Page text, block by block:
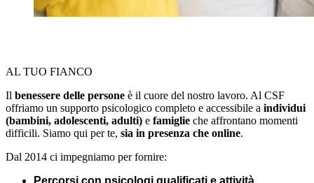
AL TUO FIANCO
Il benessere delle persone è il cuore del nostro lavoro. Al CSF
offriamo un supporto psicologico completo e accessibile a individui
(bambini, adolescenti, adulti) e famiglie che affrontano momenti
difficili. Siamo qui per te, sia in presenza che online.
Dal 2014 ci impegniamo per fornire: